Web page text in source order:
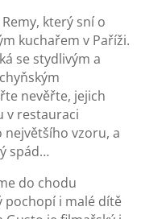
který sní o
kuchařem v Paříži.
se stydlivým a
nevěřte, jejich
v restauraci
největšího vzoru, a
spád…
do chodu
pochopí i malé dítě